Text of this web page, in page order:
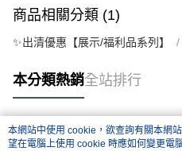
商品相關分類 (1)
✨出清優惠【展示/福利品系列】
本分類熱銷全站排行
熱門標籤
本網站中使用 cookie，欲查詢有關本網
望在電腦上使用 cookie 時應如何變更電